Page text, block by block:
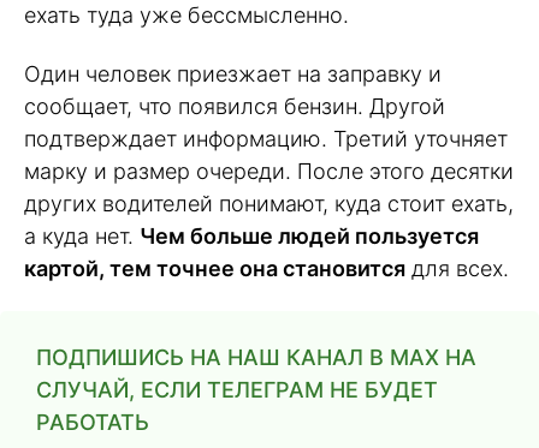
ехать туда уже бессмысленно.
Один человек приезжает на заправку и
сообщает, что появился бензин. Другой
подтверждает информацию. Третий уточняет
марку и размер очереди. После этого десятки
других водителей понимают, куда стоит ехать,
а куда нет. Чем больше людей пользуется
картой, тем точнее она становится для всех.
ПОДПИШИСЬ НА НАШ КАНАЛ В MAX НА
СЛУЧАЙ, ЕСЛИ ТЕЛЕГРАМ НЕ БУДЕТ
РАБОТАТЬ